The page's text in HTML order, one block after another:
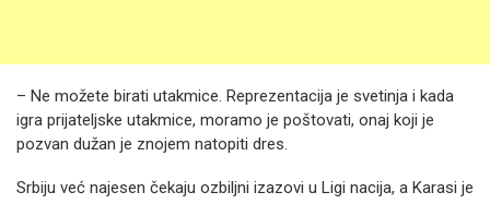
– Ne možete birati utakmice. Reprezentacija je svetinja i kada
igra prijateljske utakmice, moramo je poštovati, onaj koji je
pozvan dužan je znojem natopiti dres.
Srbiju već najesen čekaju ozbiljni izazovi u Ligi nacija, a Karasi je